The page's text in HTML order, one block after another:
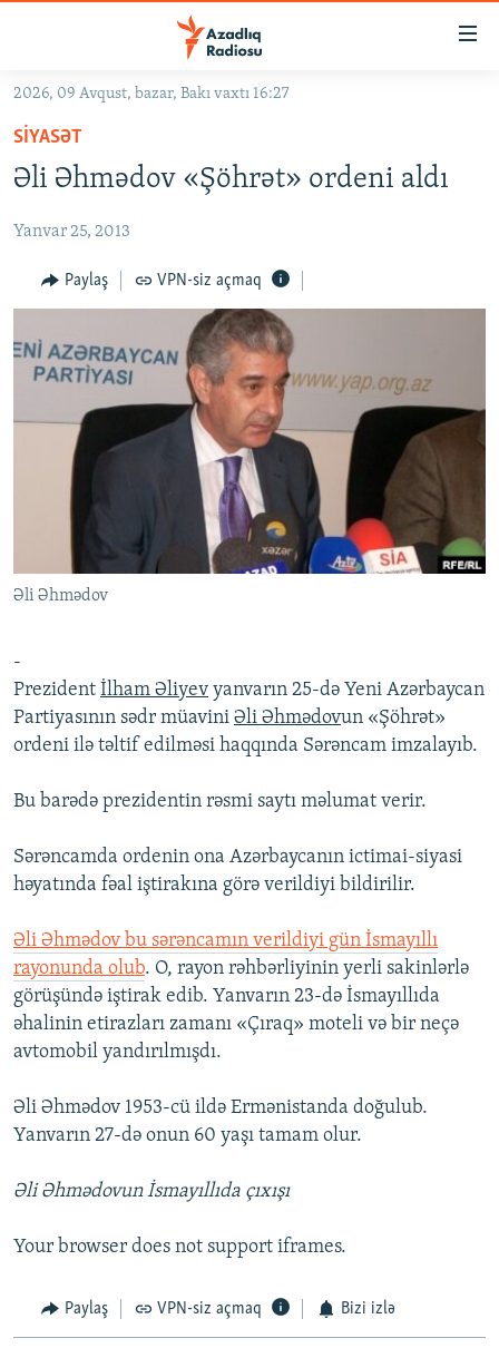
Əsas
qayıt
Əsas
qayıt
GÜNDƏM
#İZAHLA
#ƏSLINDƏ
FƏRQƏ BAX
ARAŞDIRMA
MULTIMEDIA
VIDEO
FOTOQALEREYA
İNFOQRAFIKA
KARIKATURA
RADIO ARXIV
OXU ZALI
AZƏRBAYCAN ƏDƏBIYYATI KITABXANASI
İSLAM VƏ DEMOKRATIYA
İZ - MƏDƏNIYYƏT PROQRAMI
HAQQIMIZDA
MISSIYAMIZ
PEŞƏ ETIKASI VƏ JURNALISTIKA STANDARTLARIMIZ
MATERIALLARIMIZDAN ISTIFADƏ
BIZIMLƏ ƏLAQƏ
XƏBƏR BÜLLETENLƏRIMIZ
2026, 09 Avqust, bazar, Bakı vaxtı 16:27
SIYASƏT
Əli Əhmədov «Şöhrət» ordeni aldı
Yanvar 25, 2013
Paylaş VPN-siz açmaq
Əli Əhmədov
-
Prezident İlham Əliyev yanvarın 25-də Yeni Azərbaycan
Partiyasının sədr müavini Əli Əhmədovun «Şöhrət»
ordeni ilə təltif edilməsi haqqında Sərəncam imzalayıb.
Bu barədə prezidentin rəsmi saytı məlumat verir.
Sərəncamda ordenin ona Azərbaycanın ictimai-siyasi
həyatında fəal iştirakına görə verildiyi bildirilir.
Əli Əhmədov bu sərəncamın verildiyi gün İsmayıllı
rayonunda olub. O, rayon rəhbərliyinin yerli sakinlərlə
görüşündə iştirak edib. Yanvarın 23-də İsmayıllıda
əhalinin etirazları zamanı «Çıraq» moteli və bir neçə
avtomobil yandırılmışdı.
Əli Əhmədov 1953-cü ildə Ermənistanda doğulub.
Yanvarın 27-də onun 60 yaşı tamam olur.
Əli Əhmədovun İsmayıllıda çıxışı
Your browser does not support iframes.
Paylaş VPN-siz açmaq Bizi izlə